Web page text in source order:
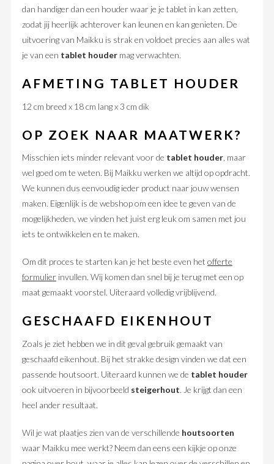
dan handiger dan een houder waar je je tablet in kan zetten,
zodat jij heerlijk achterover kan leunen en kan genieten. De
uitvoering van Maikku is strak en voldoet precies aan alles wat
je van een tablet houdermag verwachten.
AFMETING TABLET HOUDER
12 cm breed x 18 cm lang x 3 cm dik
OP ZOEK NAAR MAATWERK?
Misschien iets minder relevant voor de tablet houder, maar
wel goed om te weten. Bij Maikku werken we altijd op opdracht.
We kunnen dus eenvoudig ieder product naar jouw wensen
maken. Eigenlijk is de webshop om een idee te geven van de
mogelijkheden, we vinden het juist erg leuk om samen met jou
iets te ontwikkelen en te maken.
Om dit proces te starten kan je het beste even het offerte
formulierinvullen. Wij komen dan snel bij je terug met een op
maat gemaakt voorstel. Uiteraard volledig vrijblijvend.
GESCHAAFD EIKENHOUT
Zoals je ziet hebben we in dit geval gebruik gemaakt van
geschaafd eikenhout. Bij het strakke design vinden we dat een
passende houtsoort. Uiteraard kunnen we de tablet houder
ook uitvoeren in bijvoorbeeld steigerhout. Je krijgt dan een
heel ander resultaat.
Wil je wat plaatjes zien van de verschillende houtsoorten
waar Maikku mee werkt? Neem dan eens een kijkje op onze